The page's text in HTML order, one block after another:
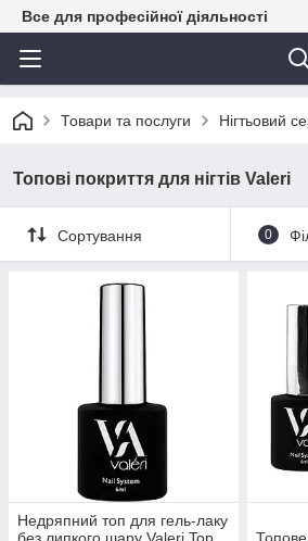
Все для професійної діяльності
Товари та послуги Нігтьовий
Топові покриття для нігтів Valeri
Сортування 0
Недряпний топ для гель-лаку